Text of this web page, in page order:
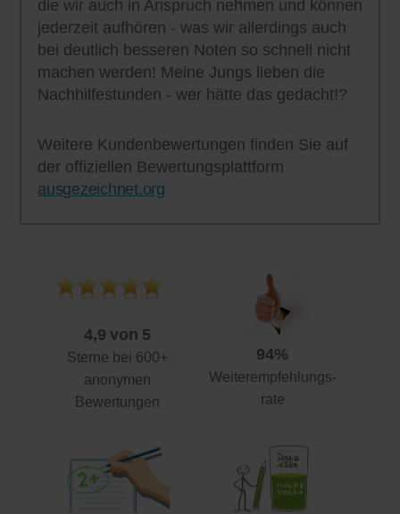
die wir auch in Anspruch nehmen und können
jederzeit aufhören - was wir allerdings auch
bei deutlich besseren Noten so schnell nicht
machen werden! Meine Jungs lieben die
Nachhilfestunden - wer hätte das gedacht!?
Weitere Kundenbewertungen finden Sie auf
der offiziellen Bewertungsplattform
ausgezeichnet.org
4,9 von 5
Sterne bei 600+
anonymen
Bewertungen
94%
Weiterempfehlungs-
rate